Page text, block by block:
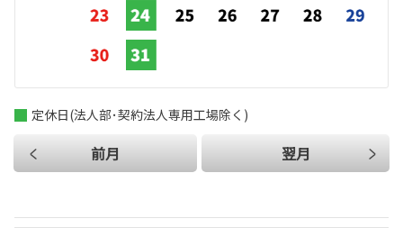
前月 翌月
定休日(法人部･契約法人専用工場除く)